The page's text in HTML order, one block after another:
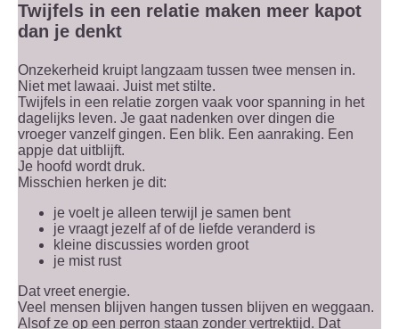
Twijfels in een relatie maken meer kapot
dan je denkt
Onzekerheid kruipt langzaam tussen twee mensen in.
Niet met lawaai. Juist met stilte.
Twijfels in een relatie zorgen vaak voor spanning in het
dagelijks leven. Je gaat nadenken over dingen die
vroeger vanzelf gingen. Een blik. Een aanraking. Een
appje dat uitblijft.
Je hoofd wordt druk.
Misschien herken je dit:
je voelt je alleen terwijl je samen bent
je vraagt jezelf af of de liefde veranderd is
kleine discussies worden groot
je mist rust
Dat vreet energie.
Veel mensen blijven hangen tussen blijven en weggaan.
Alsof ze op een perron staan zonder vertrektijd. Dat